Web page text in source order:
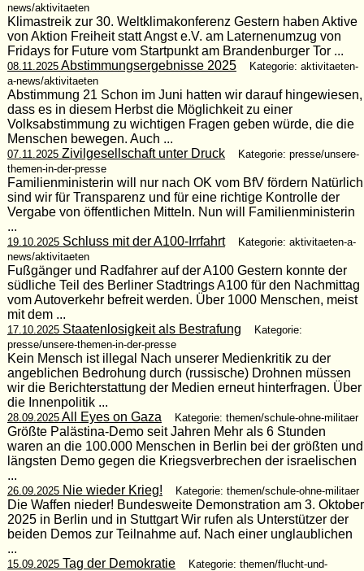
news/aktivitaeten
Klimastreik zur 30. Weltklimakonferenz Gestern haben Aktive
von Aktion Freiheit statt Angst e.V. am Laternenumzug von
Fridays for Future vom Startpunkt am Brandenburger Tor ...
08.11.2025Abstimmungsergebnisse 2025
Kategorie: aktivitaeten-
a-news/aktivitaeten
Abstimmung 21 Schon im Juni hatten wir darauf hingewiesen,
dass es in diesem Herbst die Möglichkeit zu einer
Volksabstimmung zu wichtigen Fragen geben würde, die die
Menschen bewegen. Auch ...
07.11.2025Zivilgesellschaft unter Druck
Kategorie: presse/unsere-
themen-in-der-presse
Familienministerin will nur nach OK vom BfV fördern Natürlich
sind wir für Transparenz und für eine richtige Kontrolle der
Vergabe von öffentlichen Mitteln. Nun will Familienministerin
...
19.10.2025Schluss mit der A100-Irrfahrt
Kategorie: aktivitaeten-a-
news/aktivitaeten
Fußgänger und Radfahrer auf der A100 Gestern konnte der
südliche Teil des Berliner Stadtrings A100 für den Nachmittag
vom Autoverkehr befreit werden. Über 1000 Menschen, meist
mit dem ...
17.10.2025Staatenlosigkeit als Bestrafung
Kategorie:
presse/unsere-themen-in-der-presse
Kein Mensch ist illegal Nach unserer Medienkritik zu der
angeblichen Bedrohung durch (russische) Drohnen müssen
wir die Berichterstattung der Medien erneut hinterfragen. Über
die Innenpolitik ...
28.09.2025All Eyes on Gaza Kategorie: themen/schule-ohne-militaer
Größte Palästina-Demo seit Jahren Mehr als 6 Stunden
waren an die 100.000 Menschen in Berlin bei der größten und
längsten Demo gegen die Kriegsverbrechen der israelischen
...
26.09.2025Nie wieder Krieg! Kategorie: themen/schule-ohne-militaer
Die Waffen nieder! Bundesweite Demonstration am 3. Oktober
2025 in Berlin und in Stuttgart Wir rufen als Unterstützer der
beiden Demos zur Teilnahme auf. Nach einer unglaublichen
...
15.09.2025Tag der Demokratie
Kategorie: themen/flucht-und-